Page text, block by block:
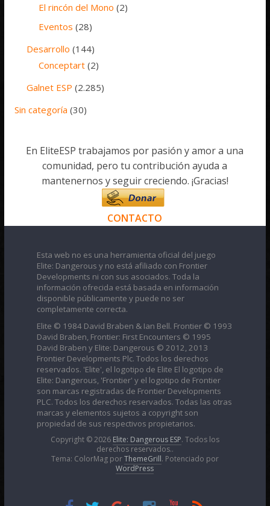
El rincón del Mono (2)
Eventos (28)
Desarrollo (144)
Conceptart (2)
Galnet ESP (2.285)
Sin categoría (30)
En EliteESP trabajamos por pasión y amor a una
comunidad, pero tu contribución ayuda a
mantenernos y seguir creciendo. ¡Gracias!
CONTACTO
Esta web no es una herramienta oficial del juego
Elite: Dangerous y no está afiliado con Frontier
Developments ni con sus asociados. Toda la
información ofrecida está basada en información
disponible públicamente y puede no ser
completamente correcta.
Elite © 1984 David Braben & Ian Bell. Frontier © 1993
David Braben, Frontier: First Encounters © 1995
David Braben y Elite: Dangerous © 2012, 2013
Frontier Developments Plc. Todos los derechos
reservados. 'Elite', el logotipo de Elite El logotipo de
Elite: Dangerous, 'Frontier' y el logotipo de Frontier
son marcas registradas de Frontier Developments
PLC. Todos los derechos reservados. Todas las otras
marcas y elementos sujetos a copyright son
propiedad de sus respectivos propietarios.
Copyright © 2026 Elite: Dangerous ESP. Todos los
derechos reservados..
Tema: ColorMag porThemeGrill. Potenciado por
WordPress